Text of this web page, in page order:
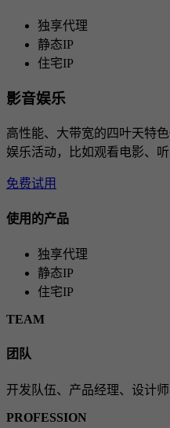
独享代理
静态IP
住宅IP
影音娱乐
高性能、大带宽的四叶天特
娱乐活动，比如观看电影、
免费试用
使用的产品
独享代理
静态IP
住宅IP
TEAM
团队
开发队伍、产品经理、设计
PROFESSION